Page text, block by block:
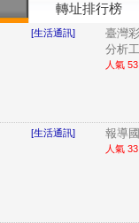
轉址排行榜
[生活通訊]
臺灣
分析
人氣
[生活通訊] 報導
人氣